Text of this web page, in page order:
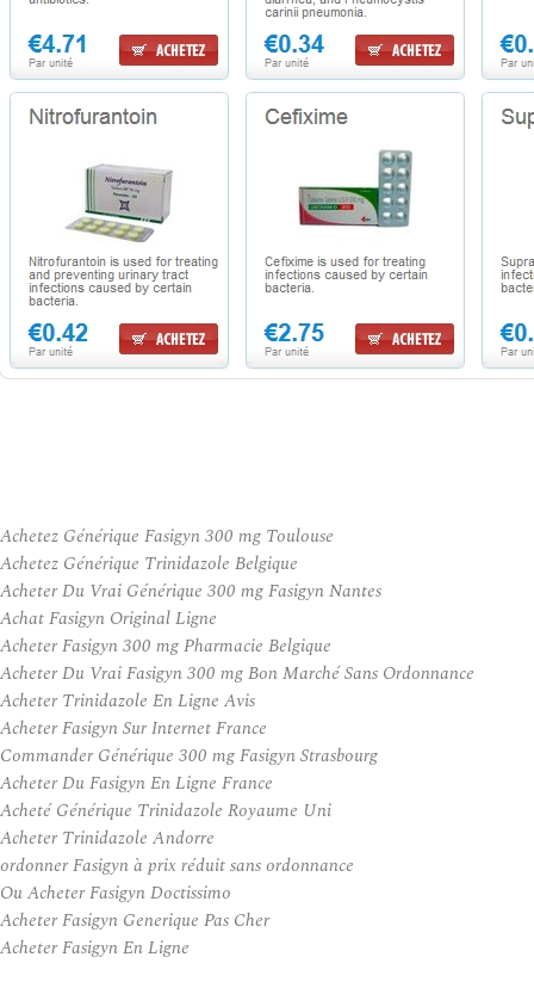
Achetez Générique Fasigyn 300 mg Toulouse
Achetez Générique Trinidazole Belgique
Acheter Du Vrai Générique 300 mg Fasigyn Nantes
Achat Fasigyn Original Ligne
Acheter Fasigyn 300 mg Pharmacie Belgique
Acheter Du Vrai Fasigyn 300 mg Bon Marché Sans Ordonnance
Acheter Trinidazole En Ligne Avis
Acheter Fasigyn Sur Internet France
Commander Générique 300 mg Fasigyn Strasbourg
Acheter Du Fasigyn En Ligne France
Acheté Générique Trinidazole Royaume Uni
Acheter Trinidazole Andorre
ordonner Fasigyn à prix réduit sans ordonnance
Ou Acheter Fasigyn Doctissimo
Acheter Fasigyn Generique Pas Cher
Acheter Fasigyn En Ligne